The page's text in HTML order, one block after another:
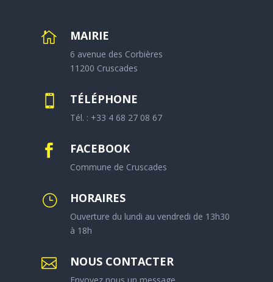
 MAIRIE
6 avenue des Corbières
11200 Cruscades
 TÉLÉPHONE
Tél. : +33 4 68 27 08 67
 FACEBOOK
Commune de Cruscades
} HORAIRES
Ouverture du lundi au vendredi de 13h30
à 18h
 NOUS CONTACTER